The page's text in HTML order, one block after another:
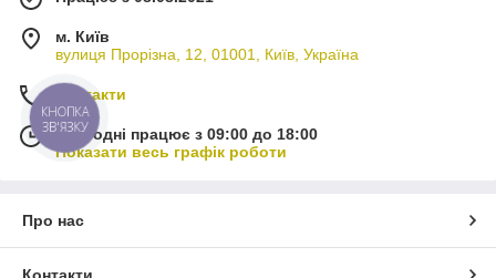
м. Київ
вулиця Прорізна, 12, 01001, Київ, Україна
Контакти
Сьогодні працює з 09:00 до 18:00
Показати весь графік роботи
Про нас
КНОПКА
ЗВ'ЯЗКУ